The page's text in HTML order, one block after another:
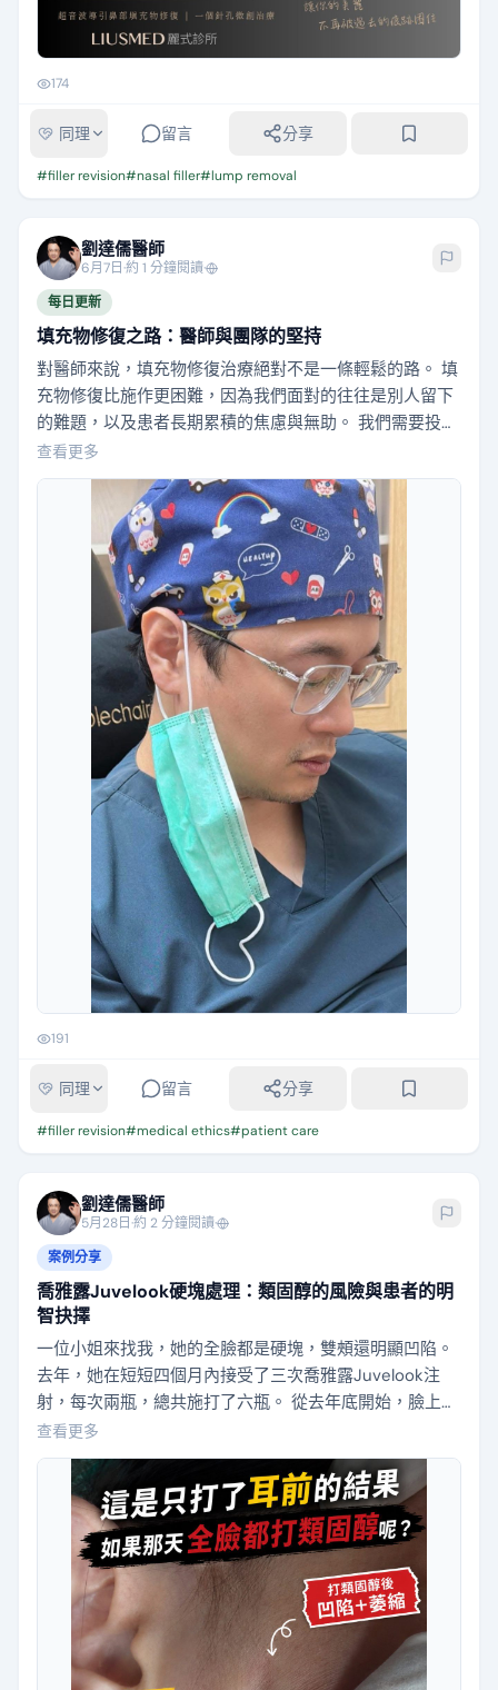
174
同理 留言 分享
#filler revision#nasal filler#lump removal
劉達儒醫師
6月7日·約 1 分鐘閱讀·
每日更新
填充物修復之路：醫師與團隊的堅持
對醫師來說，填充物修復治療絕對不是一條輕鬆的路。 填
充物修復比施作更困難，因為我們面對的往往是別人留下
的難題，以及患者長期累積的焦慮與無助。 我們需要投入
更多時間、更高的技術與更多的耐心，卻未必能獲得相對
應的掌聲與回報。 它從來不是一門追求效率高獲利的工
作，而是一份對專業與良知的堅持。 但每當看見患者逐漸
恢復正常的樣貌與笑容，甚至扭轉了他們的人生，就更確
定這份執著的價值。 感謝我的團隊一路跟著我走…
查看更多
191
同理 留言 分享
#filler revision#medical ethics#patient care
劉達儒醫師
5月28日·約 2 分鐘閱讀·
案例分享
喬雅露Juvelook硬塊處理：類固醇的風險與患者的明
智抉擇
一位小姐來找我，她的全臉都是硬塊，雙頰還明顯凹陷。
去年，她在短短四個月內接受了三次喬雅露Juvelook注
射，每次兩瓶，總共施打了六瓶。 從去年底開始，臉上的
硬塊便一顆一顆地浮現出來。淚溝、蘋果肌、耳前臉頰、
法令紋，觸摸之下，每一顆都像大拇指般大小，臉部凹凸
不平的狀況非常明顯。 今年初，她回到了原來的診所，醫
師建議在硬塊區域注射類固醇。 然而，這裡發生了一個關
鍵的插曲。 這位小姐自己警覺到類固醇…
查看更多